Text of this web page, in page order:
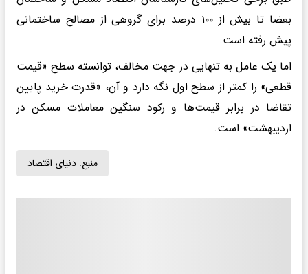
بعضا تا بیش از ۱۰۰ درصد برای گروهی از مصالح‌ ساختمانی
پیش رفته است.
اما یک عامل به تنهایی در جهت مخالف، توانسته سطح «قیمت
قطعی» را کمتر از سطح اول نگه دارد و آن، «قدرت خرید پایین
تقاضا در برابر قیمت‌ها و رکود سنگین معاملات مسکن در
اردیبهشت» است.
منبع: دنیای اقتصاد